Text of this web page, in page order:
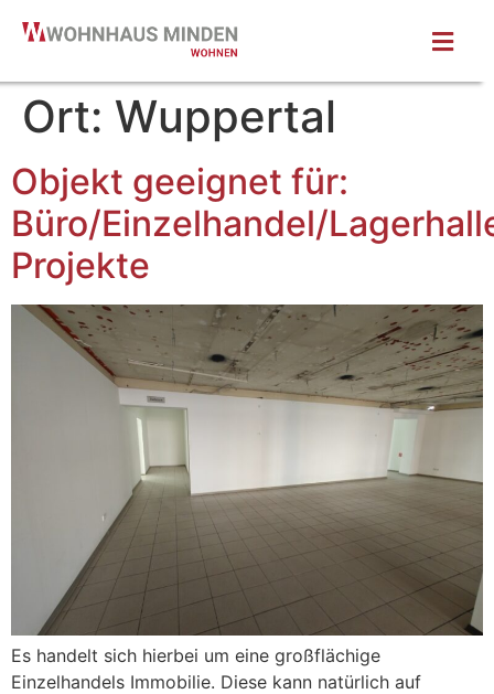
Ort: Wuppertal
Objekt geeignet für:
Büro/Einzelhandel/
Projekte
Es handelt sich hierbei um eine großflächige
Einzelhandels Immobilie. Diese kann natürlich auf